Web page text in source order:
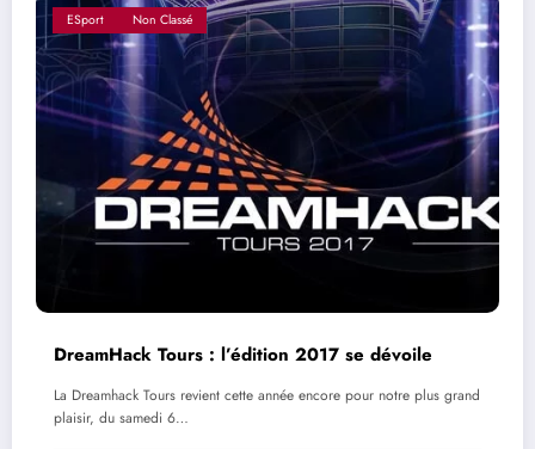
ESport Non Classé
DreamHack Tours : l’édition 2017 se dévoile
La Dreamhack Tours revient cette année encore pour notre plus grand
plaisir, du samedi 6…